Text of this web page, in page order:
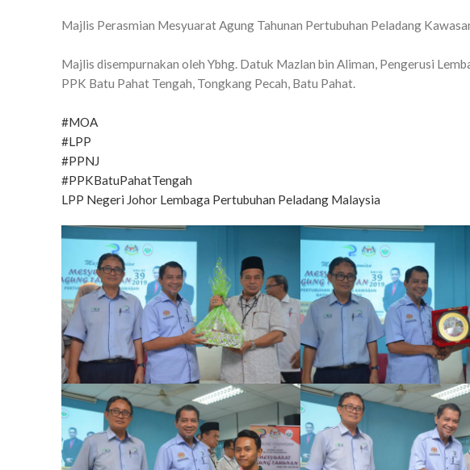
Majlis Perasmian Mesyuarat Agung Tahunan Pertubuhan Peladang
Majlis disempurnakan oleh Ybhg. Datuk Mazlan bin Aliman, Pengerusi
PPK Batu Pahat Tengah, Tongkang Pecah, Batu Pahat.
#MOA
#LPP
#PPNJ
#PPKBatuPahatTengah
LPP Negeri Johor Lembaga Pertubuhan Peladang Malaysia